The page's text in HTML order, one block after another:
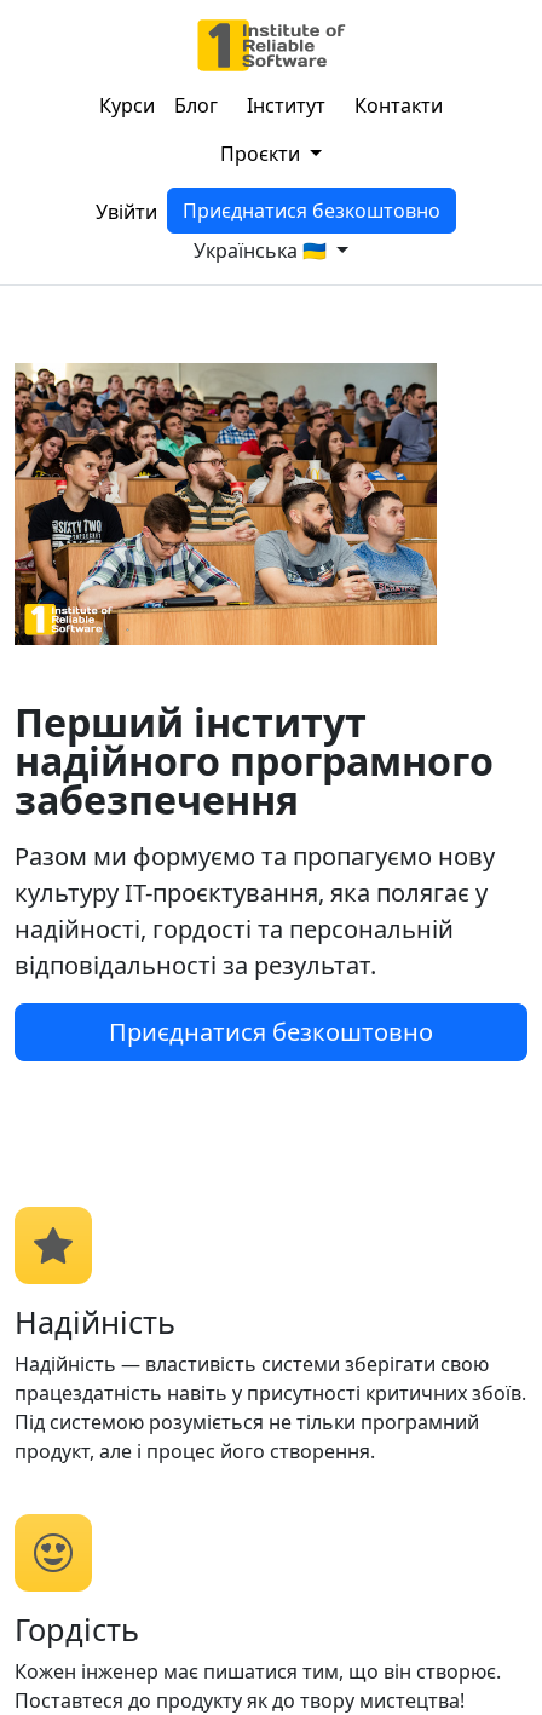
Курси Блог Інститут
Контакти
Проєкти
Увійти
Приєднатися безкоштовно
Українська 🇺🇦
Перший інститут
надійного програмного
забезпечення
Разом ми формуємо та пропагуємо нову
культуру ІТ-проєктування, яка полягає у
надійності, гордості та персональній
відповідальності за результат.
Приєднатися безкоштовно
Надійність
Надійність — властивість системи зберігати свою
працездатність навіть у присутності критичних збоїв.
Під системою розуміється не тільки програмний
продукт, але і процес його створення.
Гордість
Кожен інженер має пишатися тим, що він створює.
Поставтеся до продукту як до твору мистецтва!